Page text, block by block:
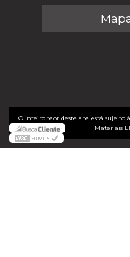
O inteiro teor deste site está sujeito
Materiais